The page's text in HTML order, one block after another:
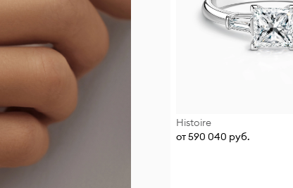
Histoire
от 590 040 руб.